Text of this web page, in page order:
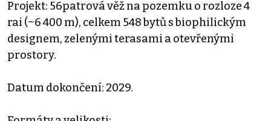
Projekt: 56patrová věž na pozemku o rozloze 4
rai (~6 400 m), celkem 548 bytů s biophilickým
designem, zelenými terasami a otevřenými
prostory.
Datum dokončení: 2029.